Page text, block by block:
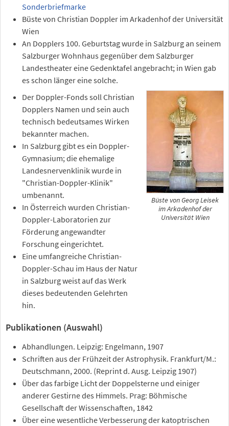
Sonderbriefmarke
Büste von Christian Doppler im Arkadenhof der Universität
Wien
An Dopplers 100. Geburtstag wurde in Salzburg an seinem
Salzburger Wohnhaus gegenüber dem Salzburger
Landestheater eine Gedenktafel angebracht; in Wien gab
es schon länger eine solche.
Büste von Georg Leisek
im Arkadenhof der
Universität Wien
Der Doppler-Fonds soll Christian
Dopplers Namen und sein auch
technisch bedeutsames Wirken
bekannter machen.
In Salzburg gibt es ein Doppler-
Gymnasium; die ehemalige
Landesnervenklinik wurde in
"Christian-Doppler-Klinik"
umbenannt.
In Österreich wurden Christian-
Doppler-Laboratorien zur
Förderung angewandter
Forschung eingerichtet.
Eine umfangreiche Christian-
Doppler-Schau im Haus der Natur
in Salzburg weist auf das Werk
dieses bedeutenden Gelehrten
hin.
Publikationen (Auswahl)
Abhandlungen. Leipzig: Engelmann, 1907
Schriften aus der Frühzeit der Astrophysik. Frankfurt/M.:
Deutschmann, 2000. (Reprint d. Ausg. Leipzig 1907)
Über das farbige Licht der Doppelsterne und einiger
anderer Gestirne des Himmels. Prag: Böhmische
Gesellschaft der Wissenschaften, 1842
Über eine wesentliche Verbesserung der katoptrischen